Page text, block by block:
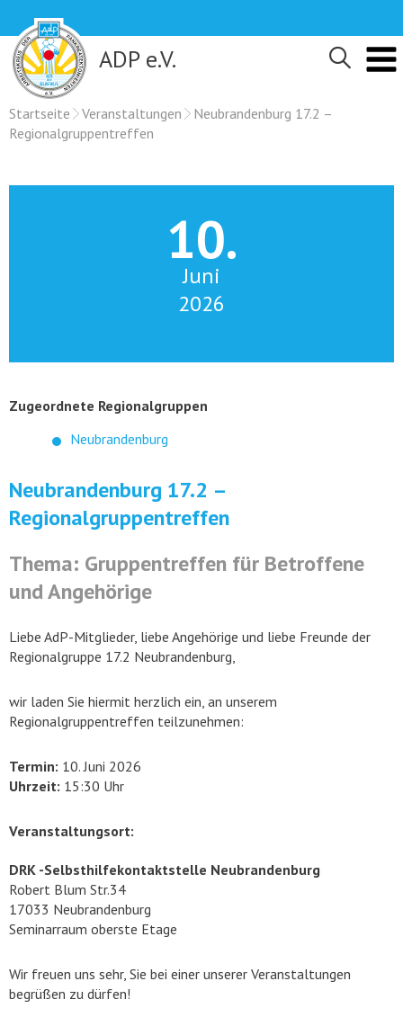
content
ADP e.V.
Startseite Veranstaltungen
Neubrandenburg 17.2 –
Regionalgruppentreffen
10.
Juni
2026
Zugeordnete Regionalgruppen
Neubrandenburg
Neubrandenburg 17.2 –
Regionalgruppentreffen
Thema: Gruppentreffen für Betroffene
und Angehörige
Liebe AdP-Mitglieder, liebe Angehörige und liebe Freunde der
Regionalgruppe 17.2 Neubrandenburg,
wir laden Sie hiermit herzlich ein, an unserem
Regionalgruppentreffen teilzunehmen:
Termin: 10. Juni 2026
Uhrzeit: 15:30 Uhr
Veranstaltungsort:
DRK -Selbsthilfekontaktstelle Neubrandenburg
Robert Blum Str.34
17033 Neubrandenburg
Seminarraum oberste Etage
Wir freuen uns sehr, Sie bei einer unserer Veranstaltungen
begrüßen zu dürfen!